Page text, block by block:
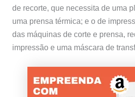
de recorte, que necessita de uma
uma prensa térmica; e o de
das máquinas de corte e prensa,
impressão e uma máscara de